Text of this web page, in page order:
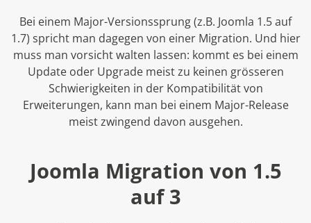
Bei einem Major-Versionssprung (z.B. Joomla 1.5 auf
1.7) spricht man dagegen von einer Migration. Und hier
muss man vorsicht walten lassen: kommt es bei einem
Update oder Upgrade meist zu keinen grösseren
Schwierigkeiten in der Kompatibilität von
Erweiterungen, kann man bei einem Major-Release
meist zwingend davon ausgehen.
Joomla Migration von 1.5
auf 3